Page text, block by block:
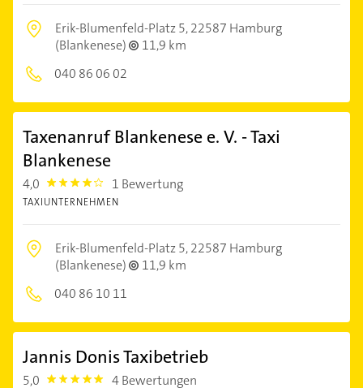
Erik-Blumenfeld-Platz 5,22587 Hamburg
(Blankenese)
11,9 km
040 86 06 02
Taxenanruf Blankenese e. V. - Taxi
Blankenese
4,0 4.0 1 Bewertung
TAXIUNTERNEHMEN
Erik-Blumenfeld-Platz 5,22587 Hamburg
(Blankenese)
11,9 km
040 86 10 11
Jannis Donis Taxibetrieb
5,0 5.0 4 Bewertungen